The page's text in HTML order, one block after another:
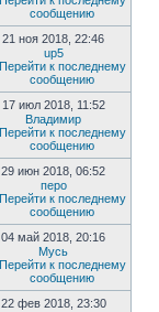
21 ноя 2018, 22:46
up5
17 июл 2018, 11:52
Владимир
29 июн 2018, 06:52
перо
04 май 2018, 20:16
Мусь
22 фев 2018, 23:30